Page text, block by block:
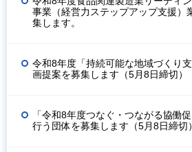
事業（経営力ステップアップ支援）
集します。
令和8年度「持続可能な地域づくり
画提案を募集します（5月8日締切）
「令和8年度つなぐ・つながる協働
行う団体を募集します（5月8日締切）